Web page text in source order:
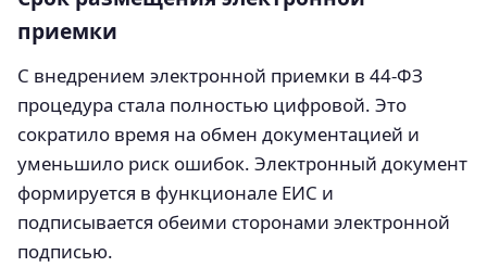
приемки
С внедрением электронной приемки в 44‑ФЗ
процедура стала полностью цифровой. Это
сократило время на обмен документацией и
уменьшило риск ошибок. Электронный документ
формируется в функционале ЕИС и
подписывается обеими сторонами электронной
подписью.